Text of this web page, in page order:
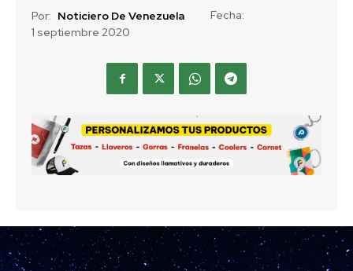
Por: Noticiero De Venezuela
Fecha:
1 septiembre 2020